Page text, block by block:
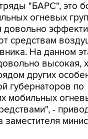
"БАРС", это
огневых
довольно
средствам
На данном
высокая,
других
губернаторов по
мобильных
-